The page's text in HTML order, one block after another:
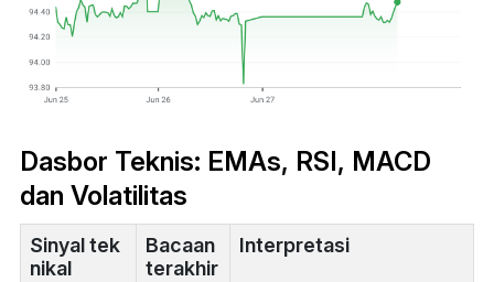
Dasbor Teknis: EMAs, RSI, MACD
dan Volatilitas
Sinyal tek
nikal
Bacaan
terakhir
Interpretasi